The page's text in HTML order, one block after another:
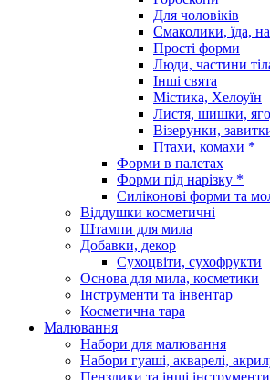
Для чоловіків
Смаколики, їда,
Прості форми
Люди, частини
Інші свята
Містика, Хелоуїн
Листя, шишки,
Візерунки,
Птахи, комахи *
Форми в палетах
Форми під нарізку *
Силіконові форми та
Віддушки косметичні
Штампи для мила
Добавки, декор
Сухоцвіти, сухофрукти
Основа для мила, косметики
Інструменти та інвентар
Косметична тара
Малювання
Набори для малювання
Набори гуаші, акварелі,
Пензлики та інші інструменти